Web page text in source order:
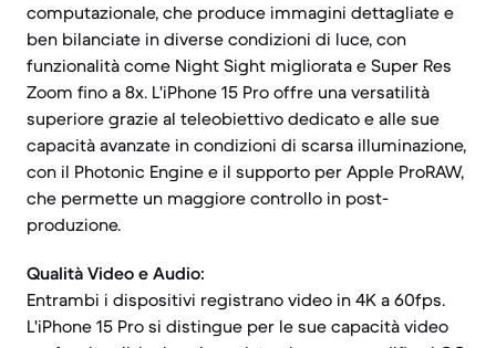
computazionale, che produce immagini dettagliate e
ben bilanciate in diverse condizioni di luce, con
funzionalità come Night Sight migliorata e Super Res
Zoom fino a 8x. L'iPhone 15 Pro offre una versatilità
superiore grazie al teleobiettivo dedicato e alle sue
capacità avanzate in condizioni di scarsa illuminazione,
con il Photonic Engine e il supporto per Apple ProRAW,
che permette un maggiore controllo in post-
produzione.
Qualità Video e Audio:
Entrambi i dispositivi registrano video in 4K a 60fps.
L'iPhone 15 Pro si distingue per le sue capacità video